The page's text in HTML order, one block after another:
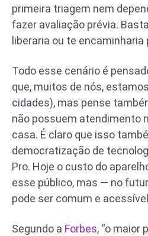
primeira triagem nem
fazer avaliação prévia.
liberaria ou te
Todo esse cenário é
que, muitos de nós,
cidades), mas pense
não possuem atendimento
casa. É claro que isso
democratização de
Pro. Hoje o custo do
esse público, mas — no
pode ser comum e
Segundo a Forbes, “o maior